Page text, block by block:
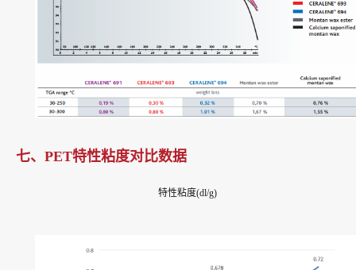
七、PET特性粘度对比数据
特性粘度(dl/g)